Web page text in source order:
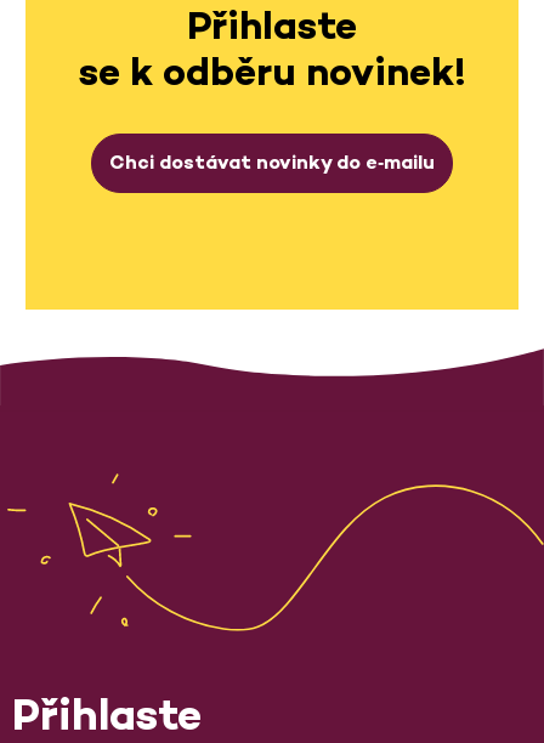
Přihlaste
se k odběru novinek!
Chci dostávat novinky do e‑mailu
Přihlaste